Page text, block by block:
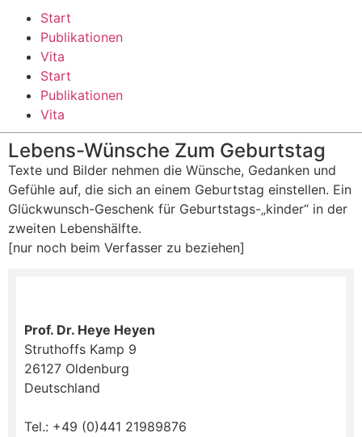
Start
Publikationen
Vita
Start
Publikationen
Vita
Lebens-Wünsche Zum Geburtstag
Texte und Bilder nehmen die Wünsche, Gedanken und
Gefühle auf, die sich an einem Geburtstag einstellen. Ein
Glückwunsch-Geschenk für Geburtstags-„kinder“ in der
zweiten Lebenshälfte.
[nur noch beim Verfasser zu beziehen]
Prof. Dr. Heye Heyen
Struthoffs Kamp 9
26127 Oldenburg
Deutschland
Tel.: +49 (0)441 21989876